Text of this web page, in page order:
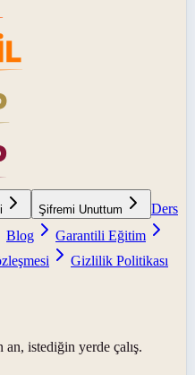
Şifremi Unuttum
Ders
Blog
Garantili Eğitim
Gizlilik Politikası
istediğin yerde çalış.